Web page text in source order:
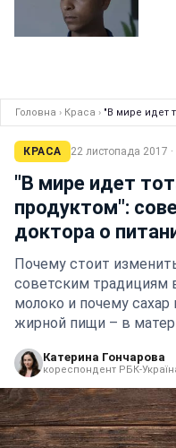
Головна › Краса › "В мире идет
КРАСА 22 листопада 2017 ·
"В мире идет
продуктом":
доктора о
Почему стоит
советским традициям
молоко и почему
жирной пищи – в
Катерина Гончарова
кореспондент РБК-